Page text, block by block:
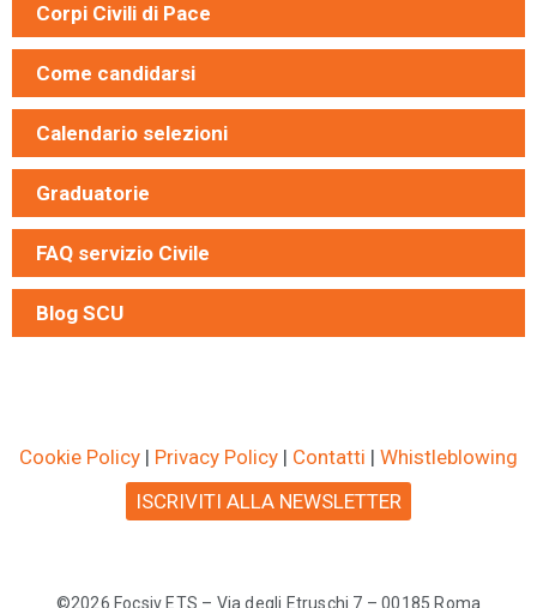
Corpi Civili di Pace
Come candidarsi
Calendario selezioni
Graduatorie
FAQ servizio Civile
Blog SCU
Cookie Policy | Privacy Policy | Contatti | Whistleblowing
ISCRIVITI ALLA NEWSLETTER
©2026 Focsiv ETS – Via degli Etruschi 7 – 00185 Roma